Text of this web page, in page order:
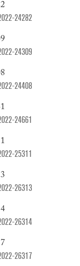
24282
24309
24408
24661
25311
26313
26314
26317